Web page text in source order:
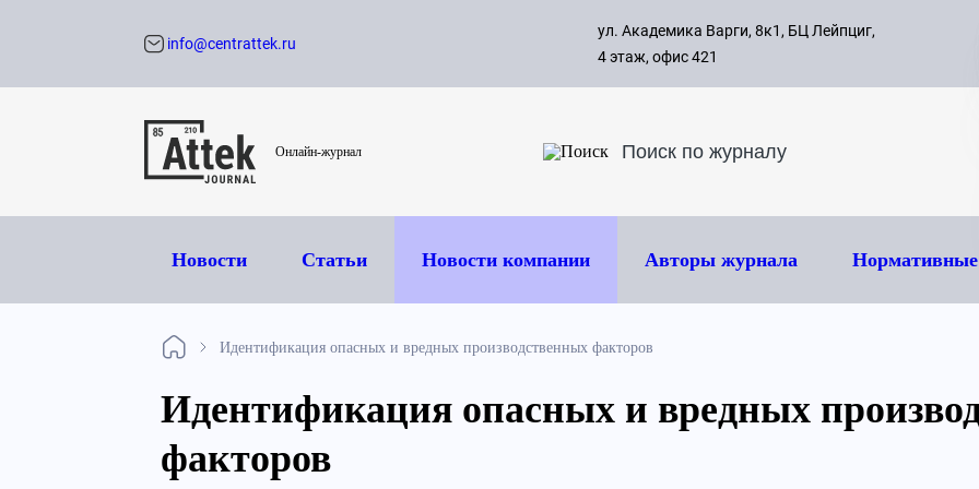
с 09:00
8 495
info@centrattek.ru
ул. Академика Варги, 8к1, БЦ Лейпциг,
4 этаж, офис 421
Онлайн-журнал
Новости Статьи Новости компании Авторы журнала
Идентификация опасных и вредных производственных факторов
Идентификация опасных и вредных
факторов